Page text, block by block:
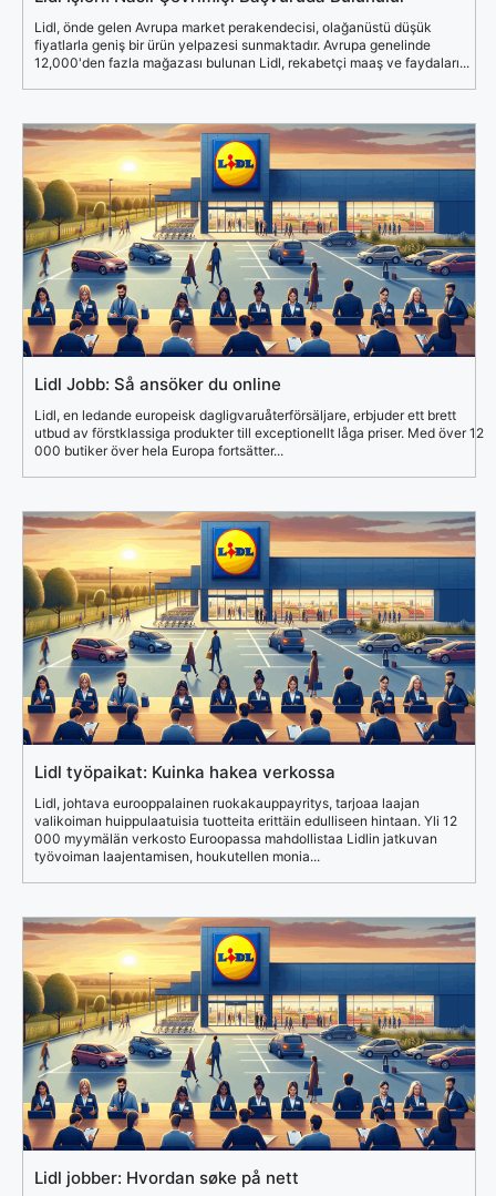
Lidl, önde gelen Avrupa market perakendecisi, olağanüstü düşük
fiyatlarla geniş bir ürün yelpazesi sunmaktadır. Avrupa genelinde
12,000'den fazla mağazası bulunan Lidl, rekabetçi maaş ve faydaları...
Lidl Jobb: Så ansöker du online
Lidl, en ledande europeisk dagligvaruåterförsäljare, erbjuder ett brett
utbud av förstklassiga produkter till exceptionellt låga priser. Med över 12
000 butiker över hela Europa fortsätter...
Lidl työpaikat: Kuinka hakea verkossa
Lidl, johtava eurooppalainen ruokakauppayritys, tarjoaa laajan
valikoiman huippulaatuisia tuotteita erittäin edulliseen hintaan. Yli 12
000 myymälän verkosto Euroopassa mahdollistaa Lidlin jatkuvan
työvoiman laajentamisen, houkutellen monia...
Lidl jobber: Hvordan søke på nett